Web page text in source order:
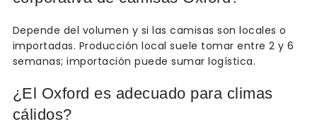
Depende del volumen y si las camisas son locales o
importadas. Producción local suele tomar entre 2 y 6
semanas; importación puede sumar logística.
¿El Oxford es adecuado para climas
cálidos?